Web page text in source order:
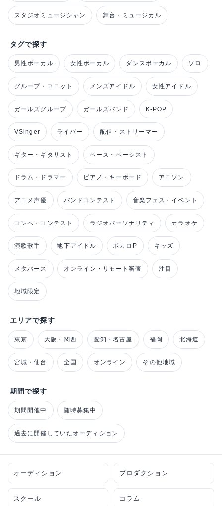
スタジオミュージシャン 舞台・ミュージカル
タグで探す
男性ボーカル 女性ボーカル ダンスボーカル ソロ
グループ・ユニット メンズアイドル 女性アイドル
ガールズグループ ガールズバンド K-POP
VSinger ライバー 配信・ストリーマー
ギター・ギタリスト ベース・ベーシスト
ドラム・ドラマー ピアノ・キーボード アニソン
アニメ声優 バンドコンテスト 音楽フェス・イベント
コンペ・コンテスト ラジオパーソナリティ カラオケ
演歌歌手 地下アイドル ボカロP キッズ
メタバース オンライン・リモート審査 注目
地域限定
エリアで探す
東京 大阪・関西 愛知・名古屋 福岡 北海道
宮城・仙台 全国 オンライン その他地域
期間で探す
期間開催中 随時募集中
過去に開催していたオーディション
オーディション プロダクション
スクール コラム